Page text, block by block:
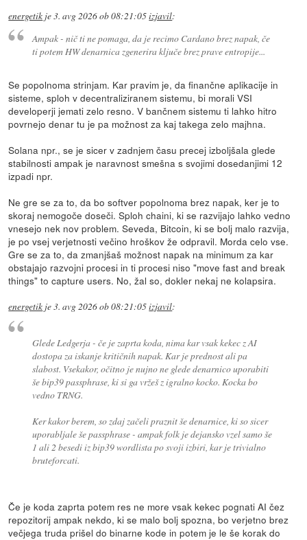
energetik je3. avg 2026 ob 08:21:05izjavil:
Ampak - nič ti ne pomaga, da je recimo Cardano brez napak, če
ti potem HW denarnica zgenerira ključe brez prave entropije...
Se popolnoma strinjam. Kar pravim je, da finančne aplikacije in
sisteme, sploh v decentraliziranem sistemu, bi morali VSI
developerji jemati zelo resno. V bančnem sistemu ti lahko hitro
povrnejo denar tu je pa možnost za kaj takega zelo majhna.
Solana npr., se je sicer v zadnjem času precej izboljšala glede
stabilnosti ampak je naravnost smešna s svojimi dosedanjimi 12
izpadi npr.
Ne gre se za to, da bo softver popolnoma brez napak, ker je to
skoraj nemogoče doseči. Sploh chaini, ki se razvijajo lahko vedno
vnesejo nek nov problem. Seveda, Bitcoin, ki se bolj malo razvija,
je po vsej verjetnosti večino hroškov že odpravil. Morda celo vse.
Gre se za to, da zmanjšaš možnost napak na minimum za kar
obstajajo razvojni procesi in ti procesi niso "move fast and break
things" to capture users. No, žal so, dokler nekaj ne kolapsira.
energetik je3. avg 2026 ob 08:21:05izjavil:
Glede Ledgerja - če je zaprta koda, nima kar vsak kekec z AI
dostopa za iskanje kritičnih napak. Kar je prednost ali pa
slabost. Vsekakor, očitno je nujno ne glede denarnico uporabiti
še bip39 passphrase, ki si ga vržeš z igralno kocko. Kocka bo
vedno TRNG.
Ker kakor berem, so zdaj začeli praznit še denarnice, ki so sicer
uporabljale še passphrase - ampak folk je dejansko vzel samo še
1 ali 2 besedi iz bip39 wordlista po svoji izbiri, kar je trivialno
bruteforcati.
Če je koda zaprta potem res ne more vsak kekec pognati AI čez
repozitorij ampak nekdo, ki se malo bolj spozna, bo verjetno brez
večjega truda prišel do binarne kode in potem je le še korak do